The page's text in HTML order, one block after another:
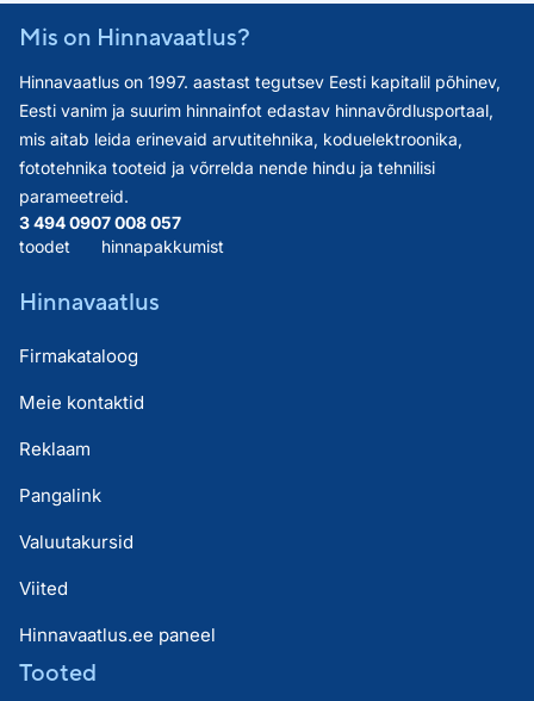
Mis on Hinnavaatlus?
Hinnavaatlus on 1997. aastast tegutsev Eesti kapitalil põhinev,
Eesti vanim ja suurim hinnainfot edastav hinnavõrdlusportaal,
mis aitab leida erinevaid arvutitehnika, koduelektroonika,
fototehnika tooteid ja võrrelda nende hindu ja tehnilisi
parameetreid.
3 494 090
toodet
7 008 057
hinnapakkumist
Hinnavaatlus
Firmakataloog
Meie kontaktid
Reklaam
Pangalink
Valuutakursid
Viited
Hinnavaatlus.ee paneel
Tooted